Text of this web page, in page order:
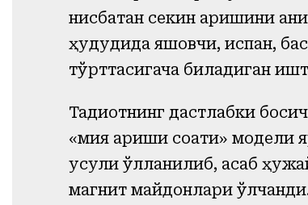
нисбатан секин қаришини
ҳудудида яшовчи, испан,
тўрттасигача биладиган
Тадқиқотнинг дастлабки
«мия қариши соати» модели
усули қўлланилиб, асаб
магнит майдонлари